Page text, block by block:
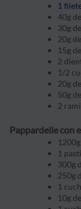
1
40g
30g
20g
15g
2
1/2
20g
50g
2
Pappardelle con
1
300g
250g
1
10g